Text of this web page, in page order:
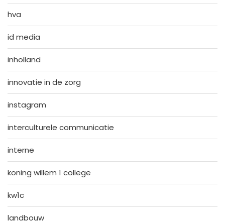
hva
id media
inholland
innovatie in de zorg
instagram
interculturele communicatie
interne
koning willem 1 college
kw1c
landbouw